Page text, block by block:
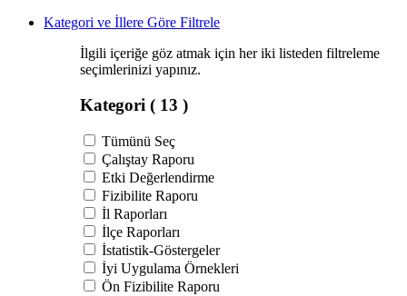
Kategori ve İllere Göre Filtrele
İlgili içeriğe göz atmak için her iki listeden filtreleme
seçimlerinizi yapınız.
Kategori ( 13 )
Tümünü Seç
Çalıştay Raporu
Etki Değerlendirme
Fizibilite Raporu
İl Raporları
İlçe Raporları
İstatistik-Göstergeler
İyi Uygulama Örnekleri
Ön Fizibilite Raporu